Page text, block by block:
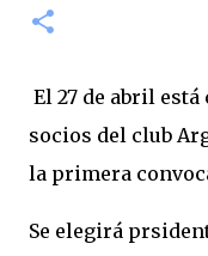
El 27 de abril está
socios del club
la primera
Se elegirá